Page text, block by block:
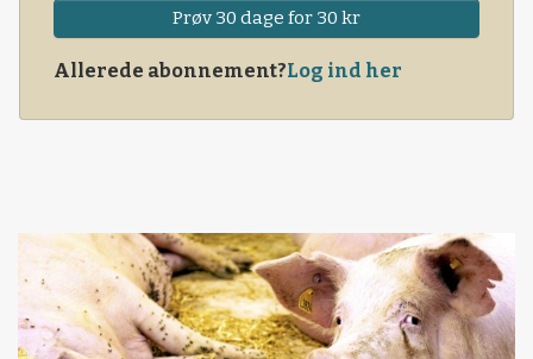
Prøv 30 dage for 30 kr
Allerede abonnement?Log ind her